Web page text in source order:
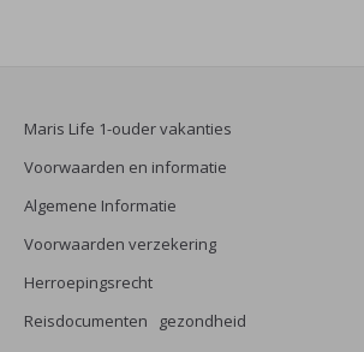
Maris Life 1-ouder vakanties
Voorwaarden en informatie
Algemene Informatie
Voorwaarden verzekering
Herroepingsrecht
Reisdocumenten gezondheid